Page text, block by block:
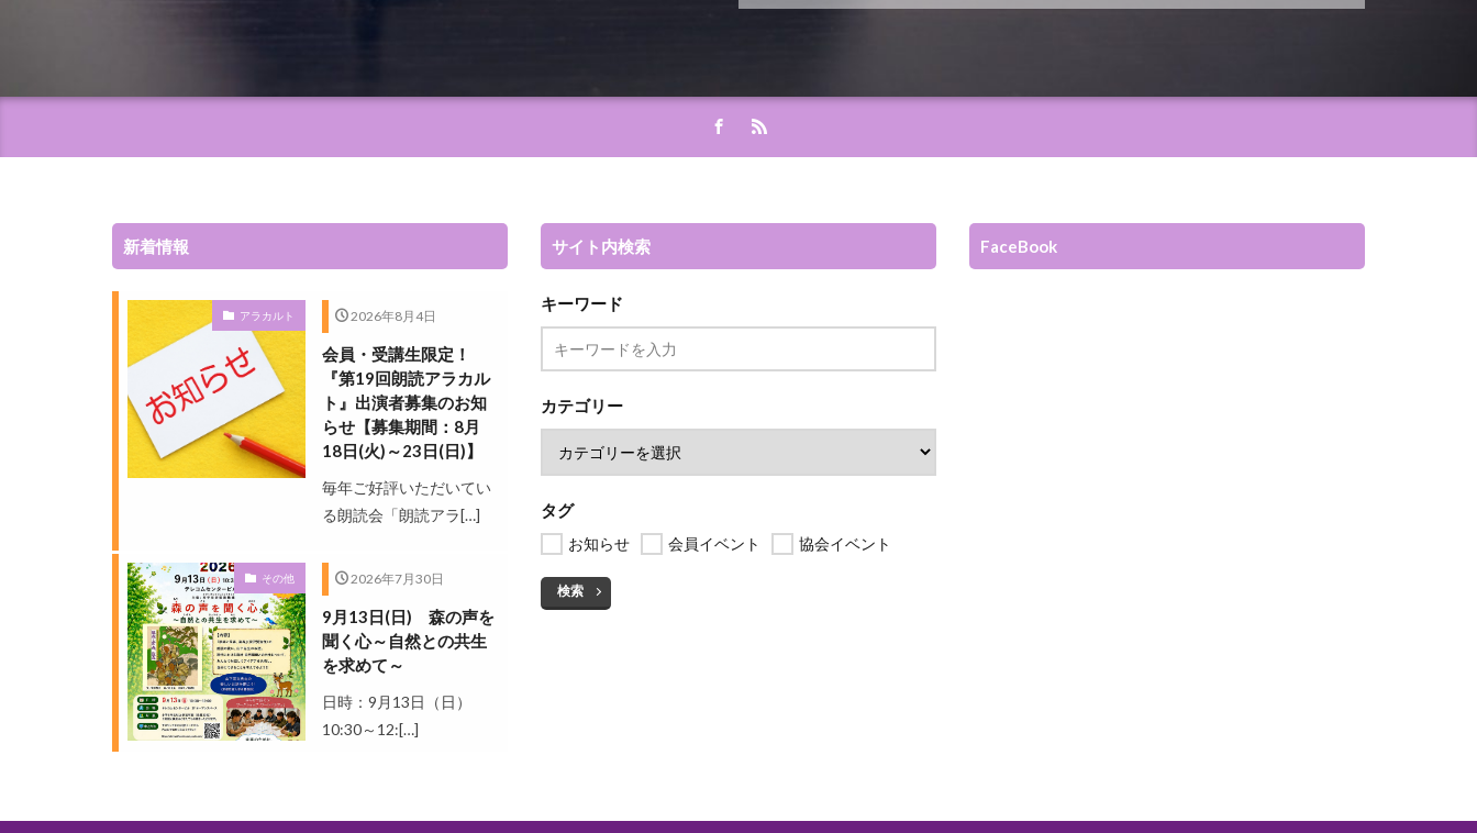
新着情報
アラカルト 2026年8月4日
会員・受講生限定！
『第19回朗読アラカル
ト』出演者募集のお知
らせ【募集期間：8月
18日(火)～23日(日)】
毎年ご好評いただいてい
る朗読会「朗読アラ[…]
その他 2026年7月30日
9月13日(日) 森の声を
聞く心～自然との共生
を求めて～
日時：9月13日（日）
10:30～12:[…]
サイト内検索
キーワード
カテゴリー
タグ
お知らせ 会員イベント 協会イベント
検索
FaceBook